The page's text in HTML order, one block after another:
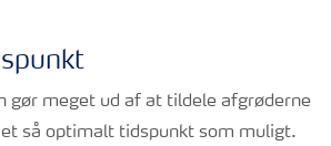
gør meget ud af at tildele afgrøderne
så optimalt tidspunkt som muligt.